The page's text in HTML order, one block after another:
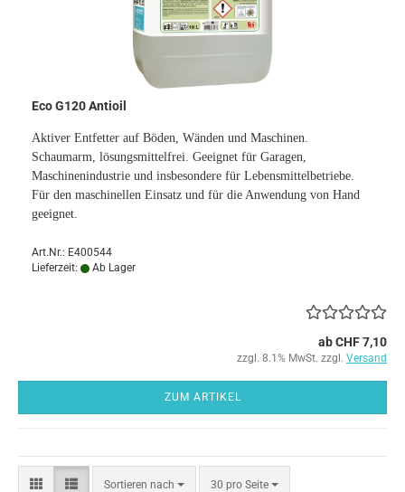
Eco G120 Antioil
Aktiver Entfetter auf Böden, Wänden und Maschinen.
Schaumarm, lösungsmittelfrei. Geeignet für Garagen,
Maschinenindustrie und insbesondere für Lebensmittelbetriebe.
Für den maschinellen Einsatz und für die Anwendung von Hand
geeignet.
Art.Nr.: E400544
Lieferzeit:
Ab Lager
ab CHF 7,10
zzgl. 8.1% MwSt. zzgl. Versand
ZUM ARTIKEL
Sortieren nach
Sortieren
30 pro Seite
pro Seite